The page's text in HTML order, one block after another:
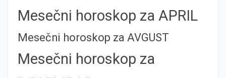
Mesečni horoskop za APRIL
Mesečni horoskop za AVGUST
Mesečni horoskop za